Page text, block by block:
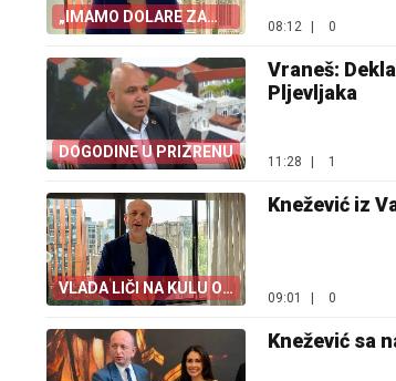
„IMAMO DOLARE ZA
OTKUP”
08:12 0
DOGODINE U PRIZRENU
Vraneš:
Pljevljaka
11:28 1
VLADA LIČI NA KULU OD
KARATA
Knežević iz
09:01 | 0
Knežević sa